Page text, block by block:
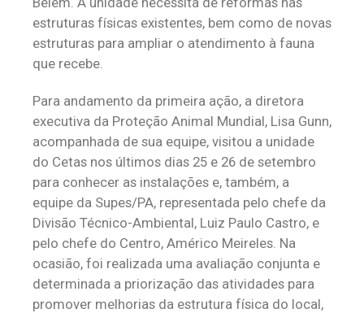
estruturas físicas existentes, bem como de novas
estruturas para ampliar o atendimento à fauna
que recebe.
Para andamento da primeira ação, a diretora
executiva da Proteção Animal Mundial, Lisa Gunn,
acompanhada de sua equipe, visitou a unidade
do Cetas nos últimos dias 25 e 26 de setembro
para conhecer as instalações e, também, a
equipe da Supes/PA, representada pelo chefe da
Divisão Técnico-Ambiental, Luiz Paulo Castro, e
pelo chefe do Centro, Américo Meireles. Na
ocasião, foi realizada uma avaliação conjunta e
determinada a priorização das atividades para
promover melhorias da estrutura física do local,